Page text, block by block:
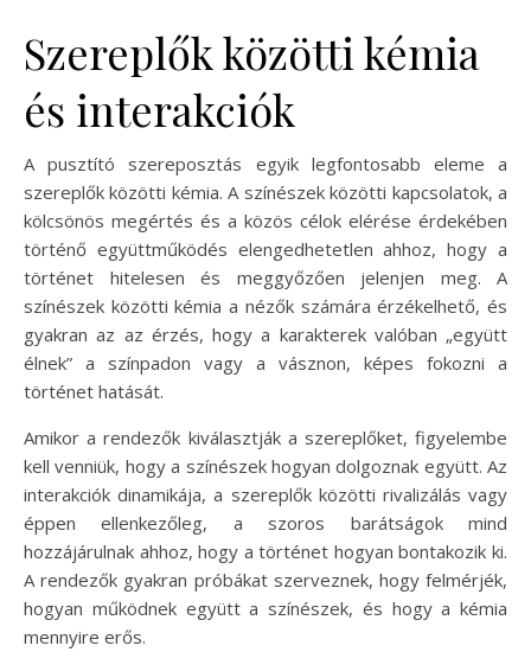
Szereplők közötti kémia
és interakciók
A pusztító szereposztás egyik legfontosabb eleme a
szereplők közötti kémia. A színészek közötti kapcsolatok, a
kölcsönös megértés és a közös célok elérése érdekében
történő együttműködés elengedhetetlen ahhoz, hogy a
történet hitelesen és meggyőzően jelenjen meg. A
színészek közötti kémia a nézők számára érzékelhető, és
gyakran az az érzés, hogy a karakterek valóban „együtt
élnek” a színpadon vagy a vásznon, képes fokozni a
történet hatását.
Amikor a rendezők kiválasztják a szereplőket, figyelembe
kell venniük, hogy a színészek hogyan dolgoznak együtt. Az
interakciók dinamikája, a szereplők közötti rivalizálás vagy
éppen ellenkezőleg, a szoros barátságok mind
hozzájárulnak ahhoz, hogy a történet hogyan bontakozik ki.
A rendezők gyakran próbákat szerveznek, hogy felmérjék,
hogyan működnek együtt a színészek, és hogy a kémia
mennyire erős.